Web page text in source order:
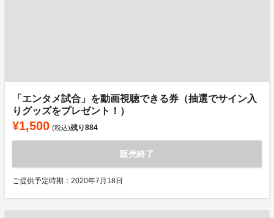
「エンタメ試合」を動画視聴できる券（抽選でサイン入
りグッズをプレゼント！）
¥1,500 (税込)残り884
販売終了
ご提供予定時期：2020年7月18日